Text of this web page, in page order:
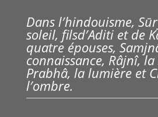
Dans l′hindouisme,
soleil, filsd′Aditi et de
quatre épouses,
connaissance, Râjnî,
Prabhâ, la lumière et
l′ombre.